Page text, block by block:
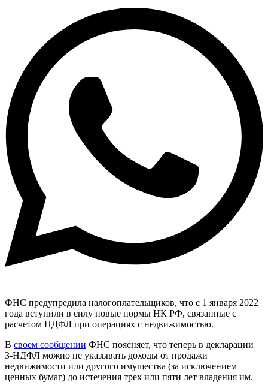
ФНС предупредила налогоплательщиков, что с 1 января 2022
года вступили в силу новые нормы НК РФ, связанные с
расчетом НДФЛ при операциях с недвижимостью.
В своем сообщении ФНС поясняет, что теперь в декларации
3-НДФЛ можно не указывать доходы от продажи
недвижимости или другого имущества (за исключением
ценных бумаг) до истечения трех или пяти лет владения им.